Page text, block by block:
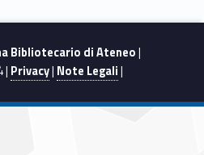
Bibliotecario di Ateneo|
| Privacy| Note Legali|